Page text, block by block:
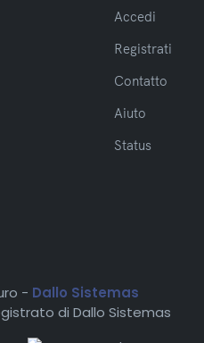
Accedi
Registrati
Contatto
Aiuto
Status
- Dallo Sistemas
di Dallo Sistemas